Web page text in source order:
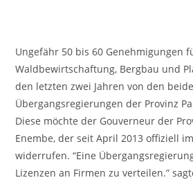
Ungefähr 50 bis 60 Genehmigungen
Waldbewirtschaftung, Bergbau und
den letzten zwei Jahren von den
Übergangsregierungen der Provinz
Diese möchte der Gouverneur der
Enembe, der seit April 2013 offiziell
widerrufen. “Eine
Lizenzen an Firmen zu verteilen.”